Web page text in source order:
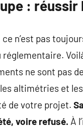
:
n’est pas
ne sont pas
altimétries et
de votre projet.
voire refusé. À